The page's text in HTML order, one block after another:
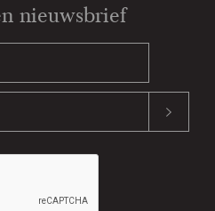
nieuwsbrief